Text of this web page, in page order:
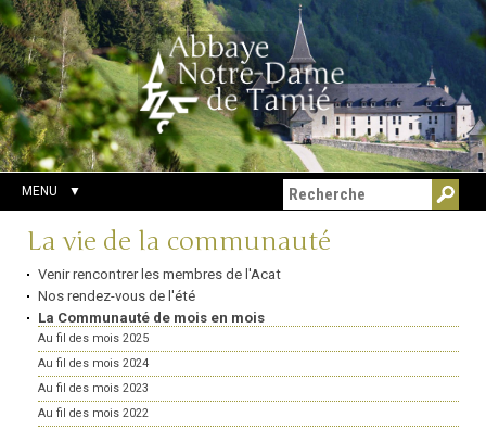
Aller
au
contenu.
|
Aller
à
la
navigation
Outils
personnels
Chercher par
Recherche
avancée…
MENU
Navigation
La vie de la communauté
Venir rencontrer les membres de l'Acat
Nos rendez-vous de l'été
La Communauté de mois en mois
Au fil des mois 2025
Au fil des mois 2024
Au fil des mois 2023
Au fil des mois 2022